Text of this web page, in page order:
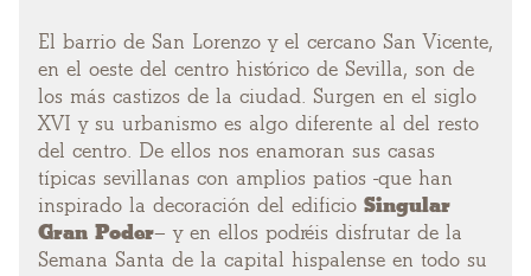
El barrio de San Lorenzo y el cercano San Vicente,
en el oeste del centro histórico de Sevilla, son de
los más castizos de la ciudad. Surgen en el siglo
XVI y su urbanismo es algo diferente al del resto
del centro. De ellos nos enamoran sus casas
típicas sevillanas con amplios patios -que han
inspirado la decoración del edificio Singular
Gran Poder– y en ellos podréis disfrutar de la
Semana Santa de la capital hispalense en todo su